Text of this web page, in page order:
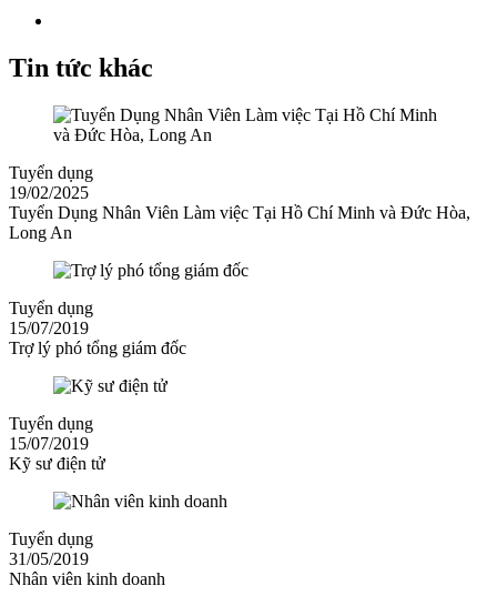
Tin tức khác
Tuyển dụng
19/02/2025
Tuyển Dụng Nhân Viên Làm việc Tại Hồ Chí Minh và Đức Hòa,
Long An
Tuyển dụng
15/07/2019
Trợ lý phó tổng giám đốc
Tuyển dụng
15/07/2019
Kỹ sư điện tử
Tuyển dụng
31/05/2019
Nhân viên kinh doanh